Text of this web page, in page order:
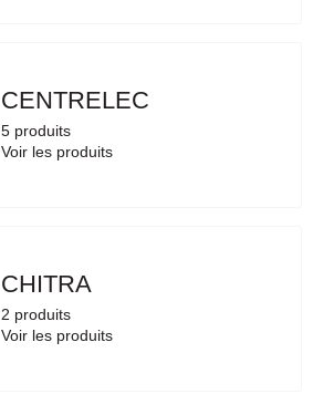
CENTRELEC
5 produits
Voir les produits
CHITRA
2 produits
Voir les produits